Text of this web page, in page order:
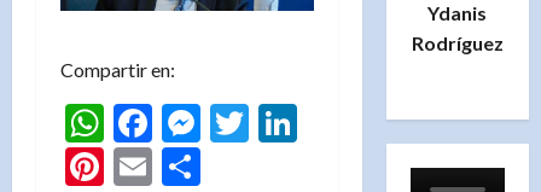
Compartir en:
WhatsApp
Facebook
Messenger
TwitterLinkedIn
Pinterest
Email
Ydanis
Rodríguez